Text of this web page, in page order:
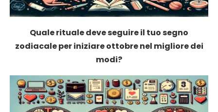
Quale rituale deve seguire il tuo segno
zodiacale per iniziare ottobre nel migliore dei
modi?